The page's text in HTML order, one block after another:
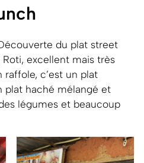
du plat street
excellent mais très
raffole, c’est un plat
plat haché mélangé et
légumes et beaucoup